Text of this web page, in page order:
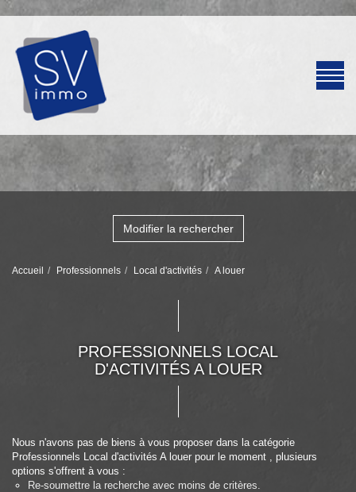
Modifier la rechercher
Accueil Professionnels Local d'activités A louer
PROFESSIONNELS LOCAL
D'ACTIVITÉS A LOUER
Nous n'avons pas de biens à vous proposer dans la catégorie
Professionnels Local d'activités A louer pour le moment , plusieurs
options s'offrent à vous :
Re-soumettre la recherche avec moins de critères.